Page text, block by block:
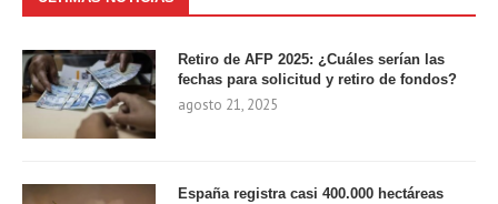
Retiro de AFP 2025: ¿Cuáles serían las
fechas para solicitud y retiro de fondos?
agosto 21, 2025
España registra casi 400.000 hectáreas